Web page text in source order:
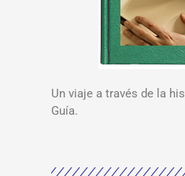
Un viaje a través de la
Guía.